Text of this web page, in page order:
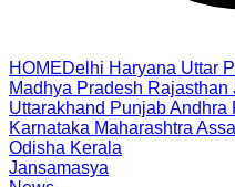
HOMEDelhi Haryana Uttar
Madhya Pradesh Rajasthan
Uttarakhand PunjabAndhra
Karnataka Maharashtra
Odisha Kerala
Jansamasya